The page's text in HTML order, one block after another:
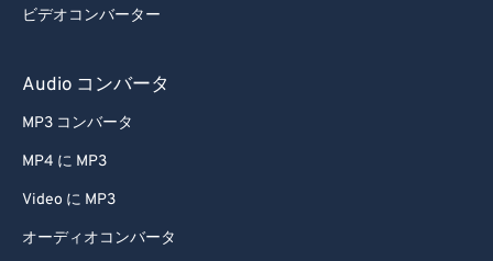
ビデオコンバーター
Audio コンバータ
MP3 コンバータ
MP4 に MP3
Video に MP3
オーディオコンバータ